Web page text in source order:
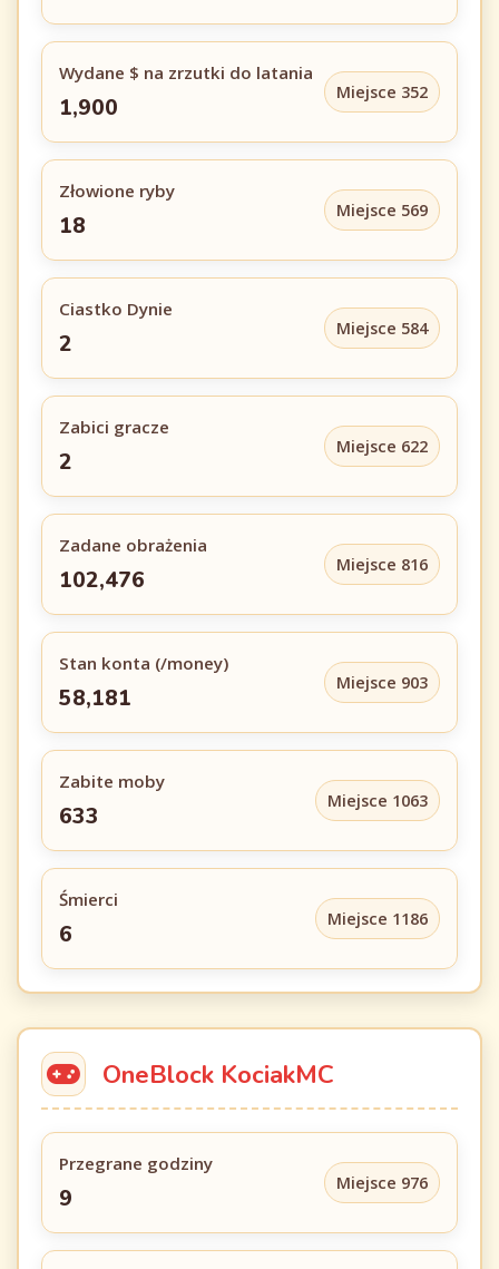
Wydane $ na zrzutki do latania
1,900
Miejsce 352
Złowione ryby
18
Miejsce 569
Ciastko Dynie
2
Miejsce 584
Zabici gracze
2
Miejsce 622
Zadane obrażenia
102,476
Miejsce 816
Stan konta (/money)
58,181
Miejsce 903
Zabite moby
633
Miejsce 1063
Śmierci
6
Miejsce 1186
OneBlock KociakMC
Przegrane godziny
9
Miejsce 976